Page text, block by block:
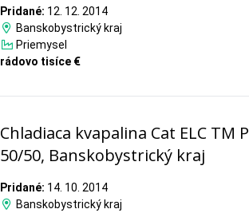
Pridané: 12. 12. 2014
Banskobystrický kraj
Priemysel
rádovo tisíce €
Chladiaca kvapalina Cat ELC TM
50/50, Banskobystrický kraj
Pridané: 14. 10. 2014
Banskobystrický kraj